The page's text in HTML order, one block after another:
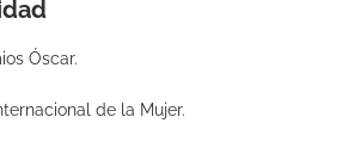
Óscar.
de la Mujer.